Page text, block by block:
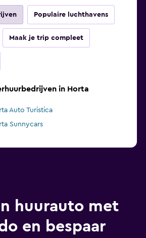
Populaire luchthavens
Maak je trip compleet
in Horta
Auto Turistica
Sunnycars
huurauto met
en bespaar